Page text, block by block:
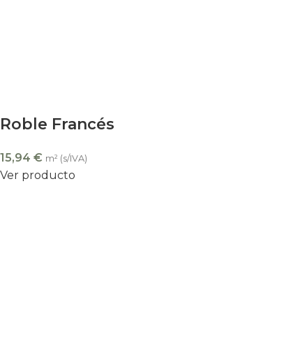
Roble Francés
15,94 € m² (s/IVA)
Ver producto